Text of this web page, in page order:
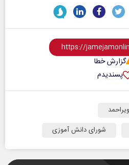
گزارش خطا
پسندیدم
شورای دانش آموزی